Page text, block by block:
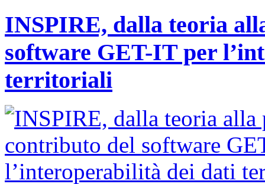
INSPIRE, dalla teoria
software GET-IT per
territoriali